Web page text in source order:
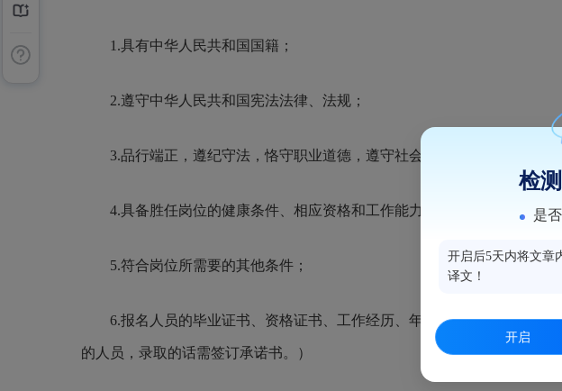
1.具有中华人民共和国国籍；
2.遵守中华人民共和国宪法法律、法规；
3.品行端正，遵纪守法，恪守职业道德，遵守社会公德；
4.具备胜任岗位的健康条件、相应资格和工作能力；
5.符合岗位所需要的其他条件；
6.报名人员的毕业证书、资格证书、工作经历、年龄、现役等相关资格
的人员，录取的话需签订承诺书。）
检
是
开启后5天内将文章
译文！
开启